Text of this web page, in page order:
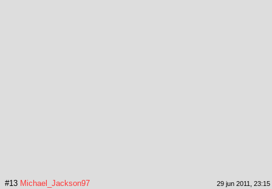
#13 Michael_Jackson97 29 jun 2011, 23:15